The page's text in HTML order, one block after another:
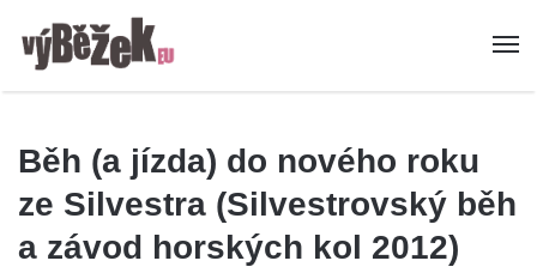
Běh (a jízda) do nového roku
ze Silvestra (Silvestrovský běh
a závod horských kol 2012)